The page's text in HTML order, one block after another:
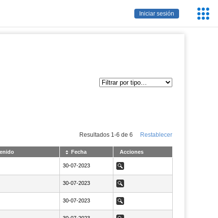
Iniciar sesión
Resultados 1 -6 de 6 Restablecer
Fecha Acciones
NaN30-07-2023
30-07-2023 Ver
NaN30-07-2023
30-07-2023 Ver
NaN30-07-2023
30-07-2023 Ver